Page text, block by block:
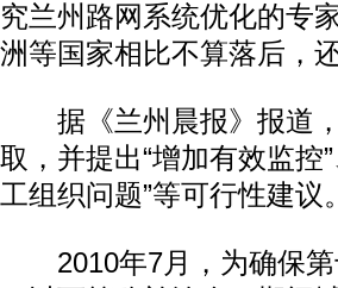
究兰州路网系统优化的专
洲等国家相比不算落后，
据《兰州晨报》报道，
取，并提出“增加有效监控
工组织问题”等可行性建议。
2010年7月，为确保第